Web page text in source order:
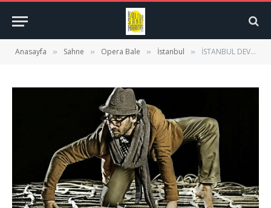
Anasayfa » Sahne » Opera Bale » İstanbul » İSTANBUL DEVLET OPERA VE BALESİ